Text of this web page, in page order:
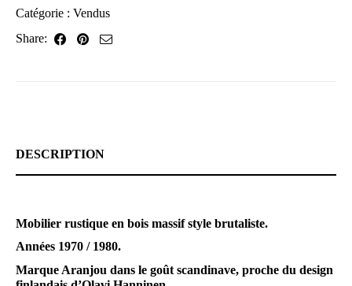
Catégorie : Vendus
Share:
DESCRIPTION
Mobilier rustique en bois massif style brutaliste.
Années 1970 / 1980.
Marque Aranjou dans le goût scandinave, proche du design